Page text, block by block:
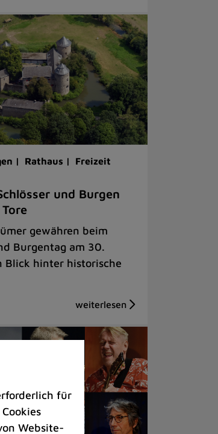
| Rathaus | Freizeit
und Burgen
gewähren beim
Burgentag am 30.
Blick hinter historische
für
Website-